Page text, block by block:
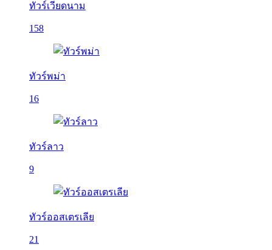
ทัวร์เวียดนาม
158
ทัวร์พม่า
16
ทัวร์ลาว
9
ทัวร์ออสเตรเลีย
21